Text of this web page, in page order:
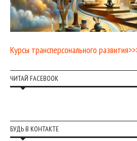
Курсы трансперсонального
ЧИТАЙ FACEBOOK
БУДЬ В КОНТАКТЕ